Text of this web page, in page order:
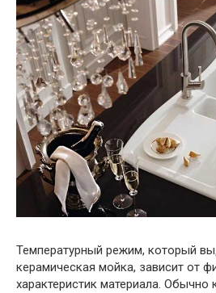
Температурный режим, который
керамическая мойка, зависит от
характеристик материала.